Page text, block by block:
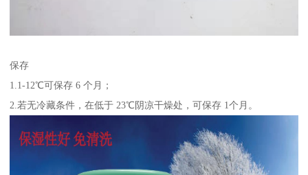
保存
1.1-12℃可保存 6 个月；
2.若无冷藏条件，在低于 23℃阴凉干燥处，可保存 1个月。